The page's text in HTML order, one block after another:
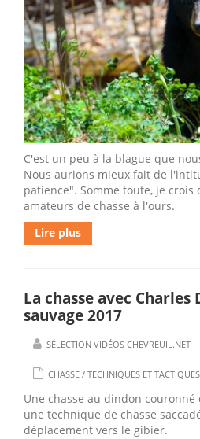
C'est un peu à la blague que
Nous aurions mieux fait de
patience". Somme toute, je
amateurs de chasse à l'ours.
Lire plus
La chasse avec
sauvage 2017
SÉLECTION VIDÉOS CHEVREUIL.NET
CHASSE / TECHNIQUES ET TACTIQUES
Une chasse au dindon
une technique de chasse
déplacement vers le gibier.